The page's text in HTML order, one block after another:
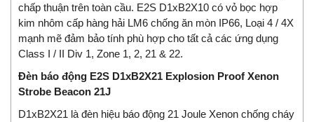
chấp thuận trên toàn cầu. E2S D1xB2X10 có vỏ bọc hợp
kim nhôm cấp hàng hải LM6 chống ăn mòn IP66, Loại 4 / 4X
mạnh mẽ đảm bảo tính phù hợp cho tất cả các ứng dụng
Class I / II Div 1, Zone 1, 2, 21 & 22.
Đèn báo động E2S D1xB2X21 Explosion Proof Xenon
Strobe Beacon 21J
D1xB2X21 là đèn hiệu báo động 21 Joule Xenon chống cháy